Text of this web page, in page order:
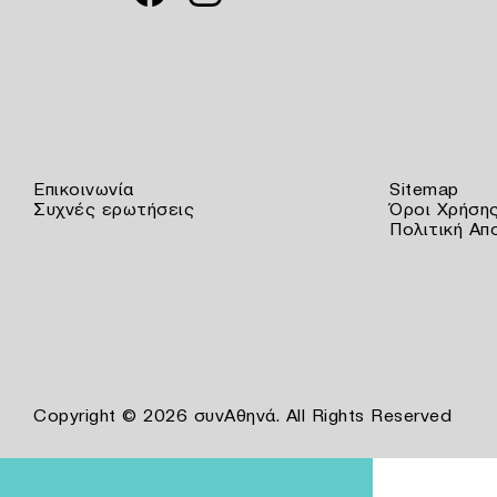
Επικοινωνία
Συχνές ερωτήσεις
Sitemap
Όροι
Πολιτική
Copyright © 2026 συνΑθηνά. All Rights Reserved